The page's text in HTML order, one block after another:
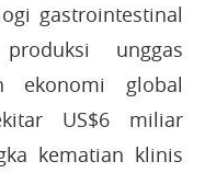
gastrointestinal
unggas
ekonomi global
US$6 miliar
kematian klinis